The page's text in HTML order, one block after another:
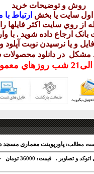
روش و توضيحات خريد
سايت يا بخش ارتباط با
روي سايت اکثر فايلها
ارجاع داده شويد . با
و يا نرسيدن نوبت
در دانلود محصولات
الی21 شب روزهاي
مطالب: پاورپوینت معماری مسجد
قیمت: 36000 تومان